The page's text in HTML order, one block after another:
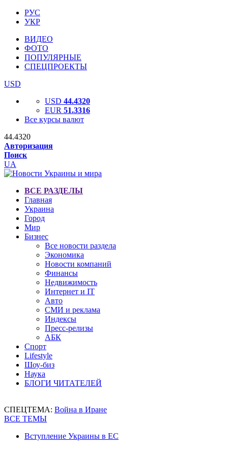
РУС
УКР
ВИДЕО
ФОТО
ПОПУЛЯРНЫЕ
СПЕЦПРОЕКТЫ
USD
USD 44.4320
EUR 51.3316
Все курсы валют
44.4320
Авторизация
Поиск
UA
ВСЕ РАЗДЕЛЫ
Главная
Украина
Город
Мир
Бизнес
Все новости раздела
Экономика
Новости компаний
Финансы
Недвижимость
Интернет и IT
Авто
СМИ и реклама
Индексы
Пресс-релизы
АБК
Спорт
Lifestyle
Шоу-биз
Наука
БЛОГИ ЧИТАТЕЛЕЙ
СПЕЦТЕМА: Война в Иране
ВСЕ ТЕМЫ
Вступление Украины в ЕС